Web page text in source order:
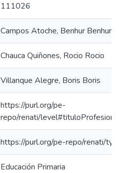
111026
Campos Atoche, Benhur Benhur
Chauca Quiñones, Rocio Rocio
Villanque Alegre, Boris Boris
https://purl.org/pe-
repo/renati/
https://purl.org/pe-repo/renati/
Educación Primaria